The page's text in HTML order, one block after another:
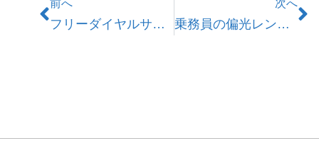
前へ
フリーダイヤルサービス廃止のお知らせ
次へ
乗務員の偏光レンズ着用について